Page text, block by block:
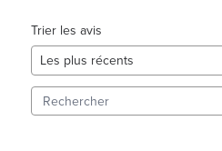
Trier les avis